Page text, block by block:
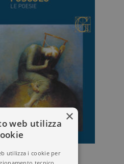
POESIE
×
web utilizza
utilizza i cookie per
tecnico